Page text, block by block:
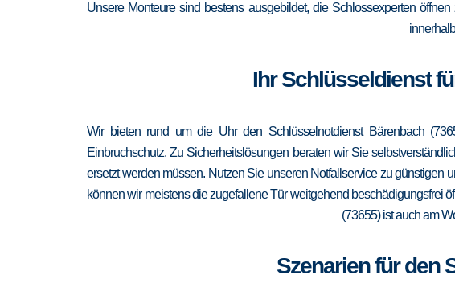
Unsere Monteure sind bestens ausgebildet, die Schlossexperten
Ihr Schlüsseldienst
Wir bieten rund um die Uhr den Schlüsselnotdienst Bärenbach
Einbruchschutz. Zu Sicherheitslösungen beraten wir Sie
ersetzt werden müssen. Nutzen Sie unseren Notfallservice zu günstigen
können wir meistens die zugefallene Tür weitgehend beschädigungsfrei
(73655) ist auch am
Szenarien für den